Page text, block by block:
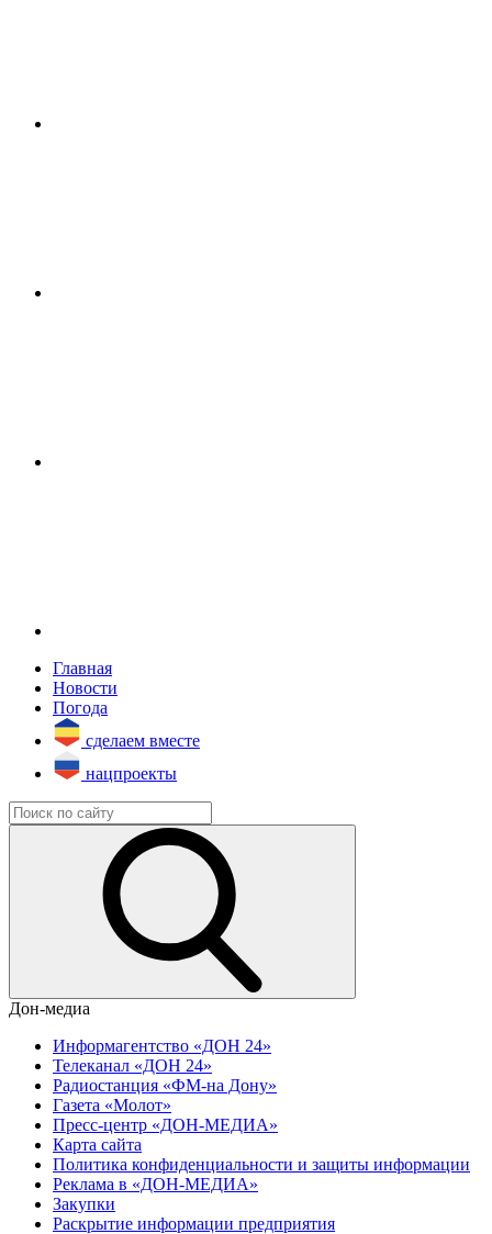
Главная
Новости
Погода
сделаем вместе
нацпроекты
Дон-медиа
Информагентство «ДОН 24»
Телеканал «ДОН 24»
Радиостанция «ФМ-на Дону»
Газета «Молот»
Пресс-центр «ДОН-МЕДИА»
Карта сайта
Политика конфиденциальности и защиты информации
Реклама в «ДОН-МЕДИА»
Закупки
Раскрытие информации предприятия